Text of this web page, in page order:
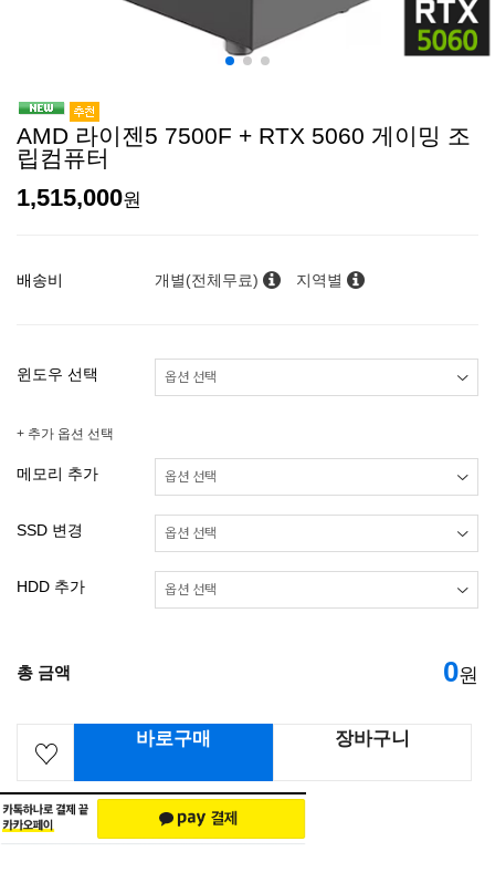
AMD 라이젠5 7500F + RTX 5060 게이밍 조
립컴퓨터
1,515,000원
배송비 개별(전체무료) 지역별
윈도우 선택
+ 추가 옵션 선택
메모리 추가
SSD 변경
HDD 추가
총 금액 0원
바로구매 장바구니